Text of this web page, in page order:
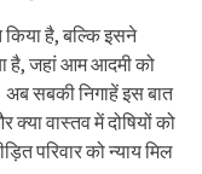
है, बल्कि इसने
है, जहां आम आदमी को
सबकी निगाहें इस बात
वास्तव में दोषियों को
परिवार को न्याय मिल